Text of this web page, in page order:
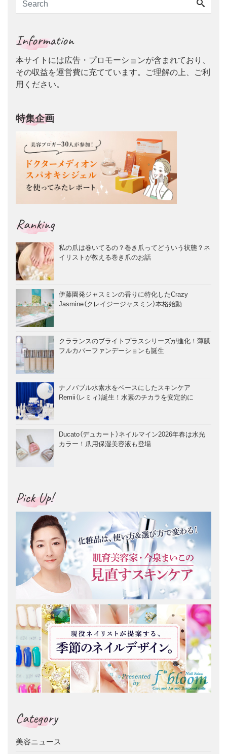
Information
本サイトには広告・プロモーションが含まれており、
その収益を運営費に充てています。ご理解の上、ご利
用ください。
特集企画
Ranking
私の爪は巻いてるの？巻き爪ってどういう状態？ネ
イリストが教える巻き爪のお話
伊藤園発ジャスミンの香りに特化したCrazy
Jasmine（クレイジージャスミン）本格始動
クラランスのブライトプラスシリーズが進化！薄膜
フルカバーファンデーションも誕生
ナノバブル水素水をベースにしたスキンケア
Remii（レミィ）誕生！水素のチカラを安定的に
Ducato（デュカート）ネイルマイン2026年春は水光
カラー！爪用保湿美容液も登場
Pick Up!
Category
美容ニュース